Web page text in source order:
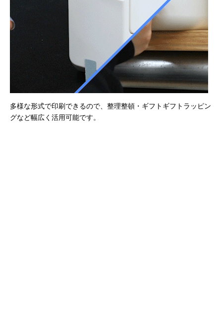
多様な形式で印刷できるので、整理整頓・ギフトギフトラッピン
グなど幅広く活用可能です。